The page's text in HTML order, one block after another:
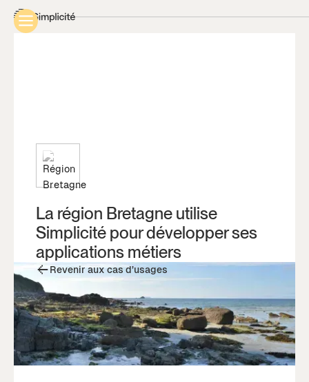
La région Bretagne utilise
Simplicité pour développer ses
applications métiers
Revenir aux cas d’usages